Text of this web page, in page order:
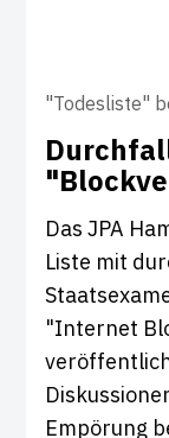
"Todesliste"
Das JPA
Liste mit
"Internet
Empörung